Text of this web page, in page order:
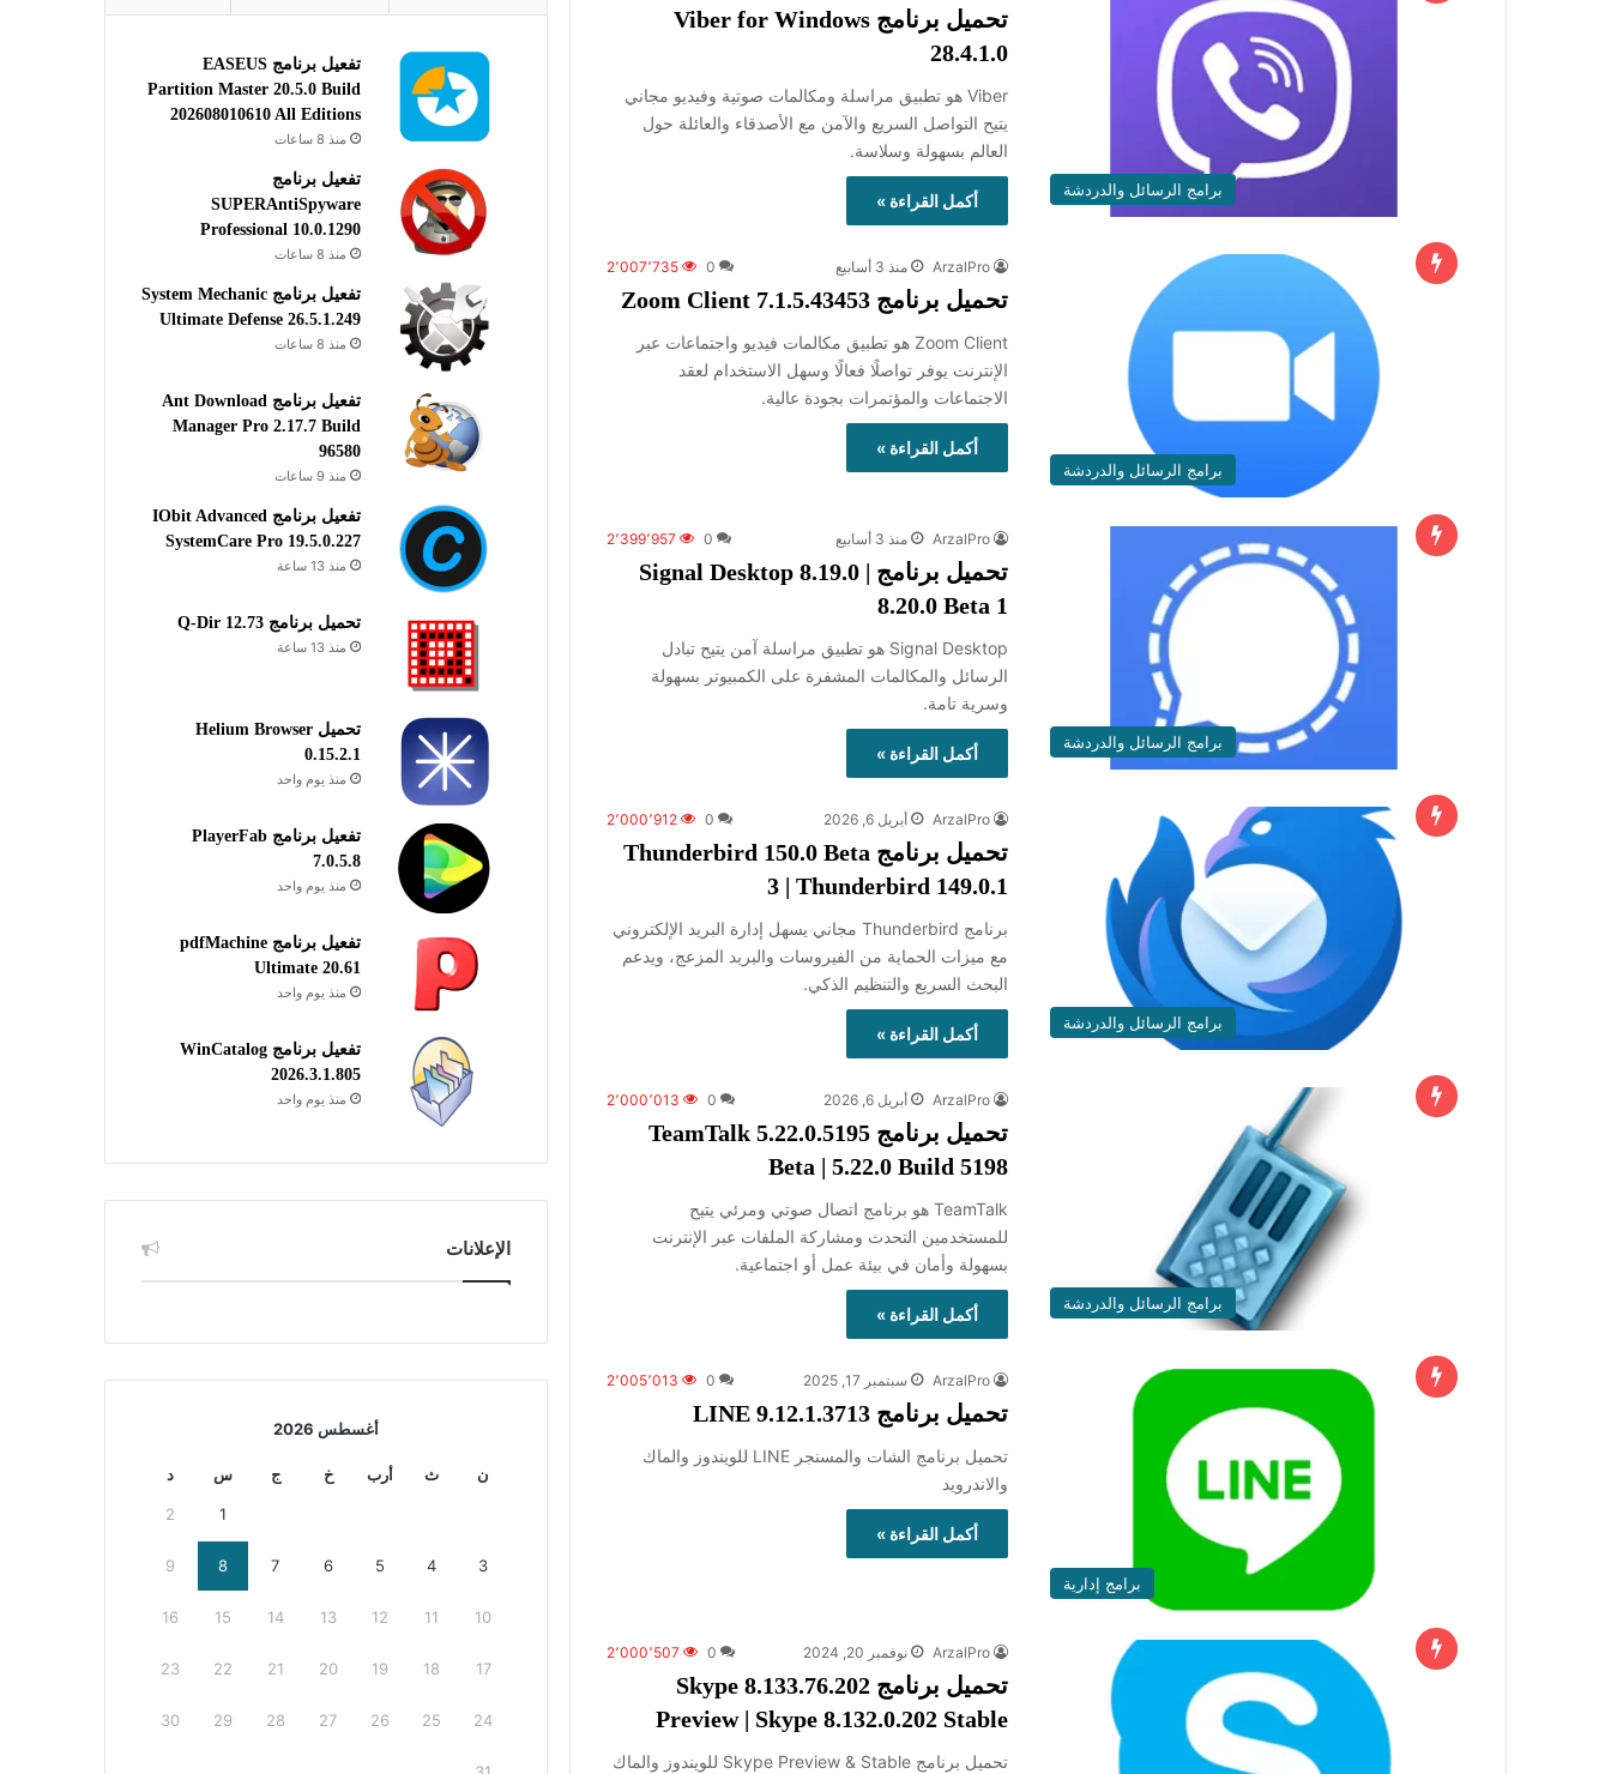
برامج الرسائل والدردشة
تحميل برنامج Viber for Windows
28.4.1.0
Viber هو تطبيق مراسلة ومكالمات صوتية وفيديو مجاني
يتيح التواصل السريع والآمن مع الأصدقاء والعائلة حول
العالم بسهولة وسلاسة.
أكمل القراءة »
برامج الرسائل والدردشة
ArzalPro منذ 3 أسابيع 0 2٬007٬735
تحميل برنامج Zoom Client 7.1.5.43453
Zoom Client هو تطبيق مكالمات فيديو واجتماعات عبر
الإنترنت يوفر تواصلًا فعالًا وسهل الاستخدام لعقد
الاجتماعات والمؤتمرات بجودة عالية.
أكمل القراءة »
برامج الرسائل والدردشة
ArzalPro منذ 3 أسابيع 0 2٬399٬957
تحميل برنامج Signal Desktop 8.19.0 |
8.20.0 Beta 1
Signal Desktop هو تطبيق مراسلة آمن يتيح تبادل
الرسائل والمكالمات المشفرة على الكمبيوتر بسهولة
وسرية تامة.
أكمل القراءة »
برامج الرسائل والدردشة
ArzalPro أبريل 6, 2026 0 2٬000٬912
تحميل برنامج Thunderbird 150.0 Beta
3 | Thunderbird 149.0.1
برنامج Thunderbird مجاني يسهل إدارة البريد الإلكتروني
مع ميزات الحماية من الفيروسات والبريد المزعج، ويدعم
البحث السريع والتنظيم الذكي.
أكمل القراءة »
برامج الرسائل والدردشة
ArzalPro أبريل 6, 2026 0 2٬000٬013
تحميل برنامج TeamTalk 5.22.0.5195
Beta | 5.22.0 Build 5198
TeamTalk هو برنامج اتصال صوتي ومرئي يتيح
للمستخدمين التحدث ومشاركة الملفات عبر الإنترنت
بسهولة وأمان في بيئة عمل أو اجتماعية.
أكمل القراءة »
برامج إدارية
ArzalPro سبتمبر 17, 2025 0 2٬005٬013
تحميل برنامج LINE 9.12.1.3713
تحميل برنامج الشات والمسنجر LINE للويندوز والماك
والاندرويد
أكمل القراءة »
ArzalPro نوفمبر 20, 2024 0 2٬000٬507
تحميل برنامج Skype 8.133.76.202
Preview | Skype 8.132.0.202 Stable
تحميل برنامج Skype Preview & Stable للويندوز والماك
تفعيل برنامج EASEUS
Partition Master 20.5.0 Build
202608010610 All Editions
منذ 8 ساعات
تفعيل برنامج
SUPERAntiSpyware
Professional 10.0.1290
منذ 8 ساعات
تفعيل برنامج System Mechanic
Ultimate Defense 26.5.1.249
منذ 8 ساعات
تفعيل برنامج Ant Download
Manager Pro 2.17.7 Build
96580
منذ 9 ساعات
تفعيل برنامج IObit Advanced
SystemCare Pro 19.5.0.227
منذ 13 ساعة
تحميل برنامج Q-Dir 12.73
منذ 13 ساعة
تحميل Helium Browser
0.15.2.1
منذ يوم واحد
تفعيل برنامج PlayerFab
7.0.5.8
منذ يوم واحد
تفعيل برنامج pdfMachine
Ultimate 20.61
منذ يوم واحد
تفعيل برنامج WinCatalog
2026.3.1.805
منذ يوم واحد
الإعلانات
أغسطس 2026
ن ث أرب خ ج س د
1
2
3
4
5
6
7
8
9
10
11
12
13
14
15
16
17
18
19
20
21
22
23
24
25
26
27
28
29
30